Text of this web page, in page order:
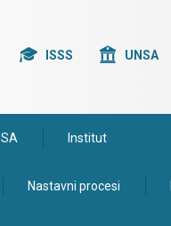
ISSS UNSA
Institut
Nastavni procesi